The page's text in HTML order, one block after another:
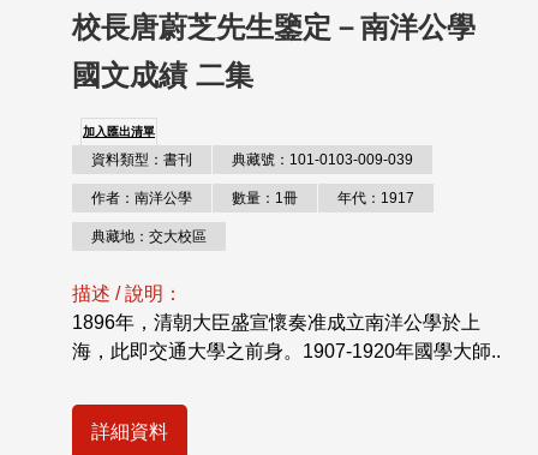
校長唐蔚芝先生鑒定－南洋公學
國文成績 二集
加入匯出清單
資料類型：書刊 典藏號：101-0103-009-039
作者：南洋公學 數量：1冊 年代：1917
典藏地：交大校區
描述 / 說明：
1896年，清朝大臣盛宣懷奏准成立南洋公學於上
海，此即交通大學之前身。1907-1920年國學大師..
詳細資料